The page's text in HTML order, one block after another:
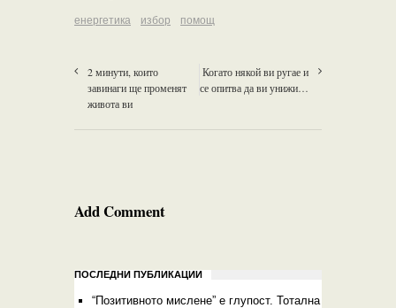
енергетика избор помощ
2 минути, които
завинаги ще променят
живота ви
Когато някой ви ругае и
се опитва да ви унижи…
Add Comment
ПОСЛЕДНИ ПУБЛИКАЦИИ
“Позитивното мислене” е глупост. Тотална